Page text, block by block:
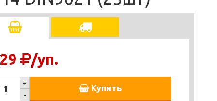
/уп.
+
-
Купить